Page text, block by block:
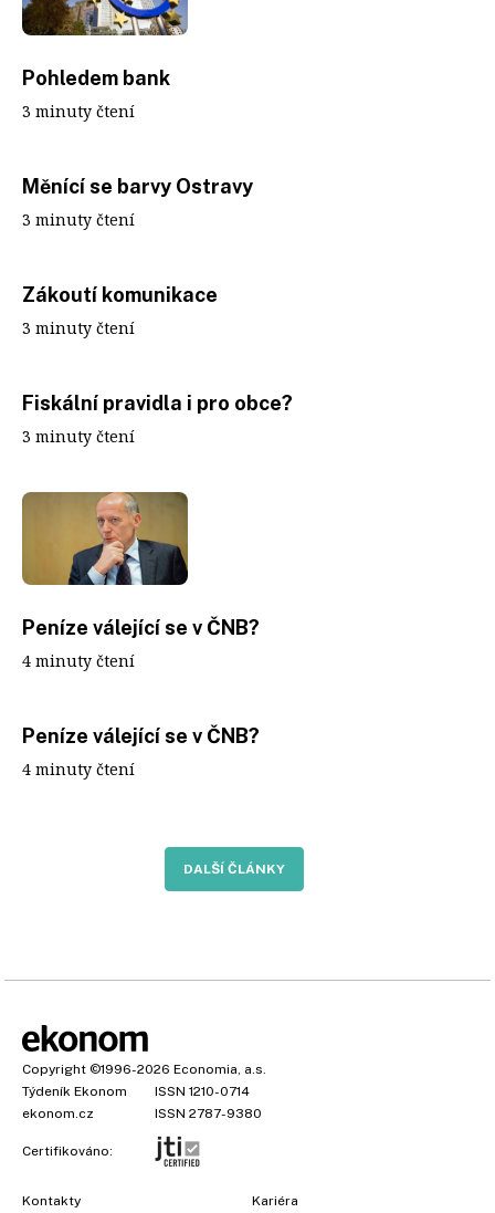
Pohledem bank
3 minuty čtení
Měnící se barvy Ostravy
3 minuty čtení
Zákoutí komunikace
3 minuty čtení
Fiskální pravidla i pro obce?
3 minuty čtení
Peníze válející se v ČNB?
4 minuty čtení
Peníze válející se v ČNB?
4 minuty čtení
DALŠÍ ČLÁNKY
Copyright ©1996-2026 Economia, a.s.
Týdeník Ekonom
ISSN 1210-0714
ekonom.cz
ISSN 2787-9380
Certifikováno:
Kontakty Kariéra